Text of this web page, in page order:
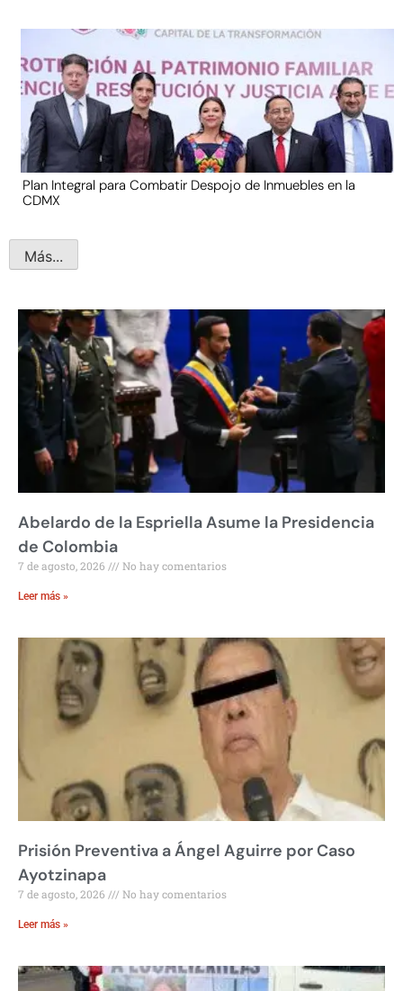
Plan Integral para Combatir Despojo de Inmuebles en la
CDMX
Más...
Abelardo de la Espriella Asume la Presidencia
de Colombia
7 de agosto, 2026 No hay comentarios
Leer más »
Prisión Preventiva a Ángel Aguirre por Caso
Ayotzinapa
7 de agosto, 2026 No hay comentarios
Leer más »